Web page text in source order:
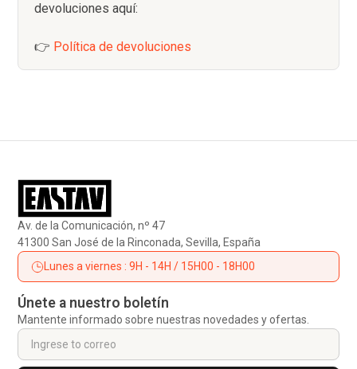
devoluciones aquí:
👉 Política de devoluciones
Av. de la Comunicación, nº 47
41300 San José de la Rinconada, Sevilla, España
Lunes a viernes : 9H - 14H / 15H00 - 18H00
Únete a nuestro boletín
Mantente informado sobre nuestras novedades y ofertas.